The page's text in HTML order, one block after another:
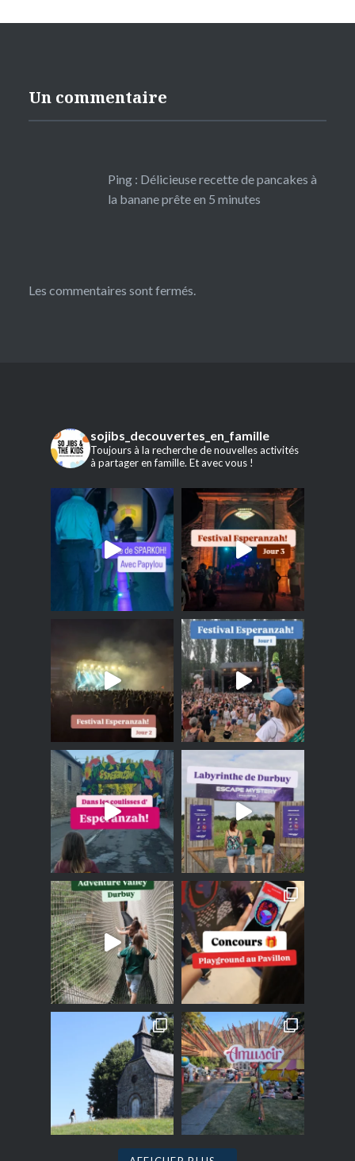
Un commentaire
Ping : Délicieuse recette de pancakes à
la banane prête en 5 minutes
Les commentaires sont fermés.
sojibs_decouvertes_en_famille
Toujours à la recherche de nouvelles activités
à partager en famille. Et avec vous !